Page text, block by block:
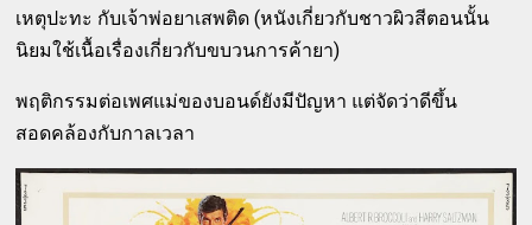
เหตุปะทะ กับเจ้าพ่อยาเสพติด (หนังเกี่ยวกับชาวผิวสีตอนนั้น
นิยมใช้เนื้อเรื่องเกี่ยวกับขบวนการค้ายา)
พฤติกรรมต่อเพศแม่ของบอนด์ยังมีปัญหา แต่จัดว่าดีขึ้น
สอดคล้องกับกาลเวลา